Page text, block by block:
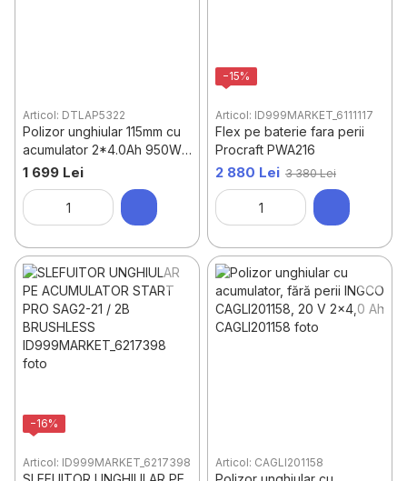
Articol: DTLAP5322
Polizor unghiular 115mm cu
acumulator 2*4.0Ah 950W
DYLLU DTLAP5322
1 699 Lei
−15%
Articol: ID999MARKET_6111117
Flex pe baterie fara perii
Procraft PWA216
2 880 Lei 3 380 Lei
−16%
Articol: ID999MARKET_6217398 Articol: CAGLI201158